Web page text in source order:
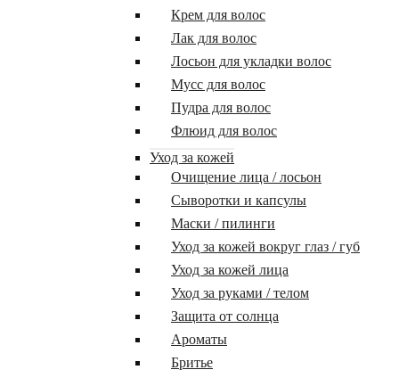
Крем для волос
Лак для волос
Лосьон для укладки волос
Мусс для волос
Пудра для волос
Флюид для волос
Уход за кожей
Очищение лица / лосьон
Сыворотки и капсулы
Маски / пилинги
Уход за кожей вокруг глаз / губ
Уход за кожей лица
Уход за руками / телом
Защита от солнца
Ароматы
Бритье